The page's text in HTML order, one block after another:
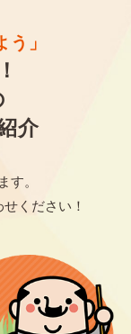
う」
介
す。
ください！